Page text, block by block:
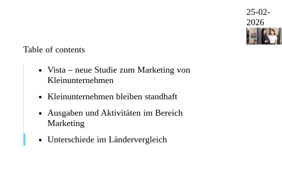
25-02-
2026
Table of contents
Vista – neue Studie zum Marketing von
Kleinunternehmen
Kleinunternehmen bleiben standhaft
Ausgaben und Aktivitäten im Bereich
Marketing
Unterschiede im Ländervergleich